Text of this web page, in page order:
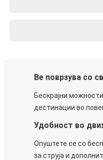
Ве поврзува со
Бескрајни
дестинации во
Удобност во
Опуштете се со
за струја и